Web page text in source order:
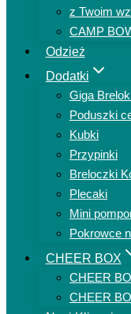
z Twoim
CAMP
Odzież
Dodatki
Giga
Poduszki
Kubki
Przypinki
Breloczki
Plecaki
Mini
Pokrowce
CHEER BOX
CHEER
CHEER